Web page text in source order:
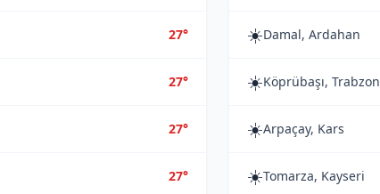
27°
27°
27°
27°
☀️Damal, Ardahan
☀️Köprübaşı, Trabzon
☀️Arpaçay, Kars
☀️Tomarza, Kayseri